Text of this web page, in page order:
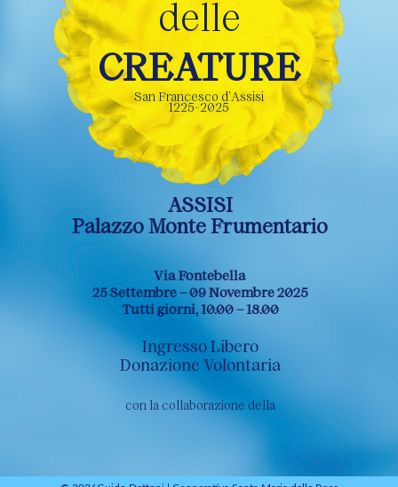
delle
CREATURE
San Francesco d’Assisi
1225-2025
ASSISI
Palazzo Monte Frumentario
Via Fontebella
25 Settembre – 09 Novembre 2025
Tutti giorni, 10.00 – 18.00
Ingresso Libero
Donazione Volontaria
con la collaborazione della